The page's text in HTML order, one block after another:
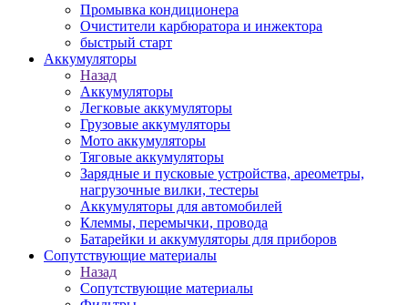
Промывка кондиционера
Очистители карбюратора и инжектора
быстрый старт
Аккумуляторы
Назад
Аккумуляторы
Легковые аккумуляторы
Грузовые аккумуляторы
Мото аккумуляторы
Тяговые аккумуляторы
Зарядные и пусковые устройства, ареометры,
нагрузочные вилки, тестеры
Аккумуляторы для автомобилей
Клеммы, перемычки, провода
Батарейки и аккумуляторы для приборов
Сопутствующие материалы
Назад
Сопутствующие материалы